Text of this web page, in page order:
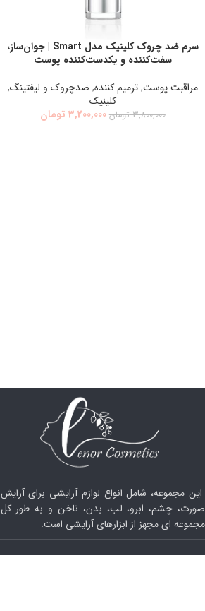
اطلاعات بیشتر
سرم ضد چروک کلینیک مدل Smart | جوان‌ساز،
سفت‌کننده و یکدست‌کننده پوست
مراقبت پوست,ترميم كننده, ضدچروك و ليفتينگ,
كلينيك
3,800,000 تومان 3,200,000 تومان
این مجموعه، شامل انواع لوازم آرایشی برای آرایش
صورت، چشم، ابرو، لب، بدن، ناخن و به طور کل
مجموعه ای مجهز از ابزارهای آرایشی است.